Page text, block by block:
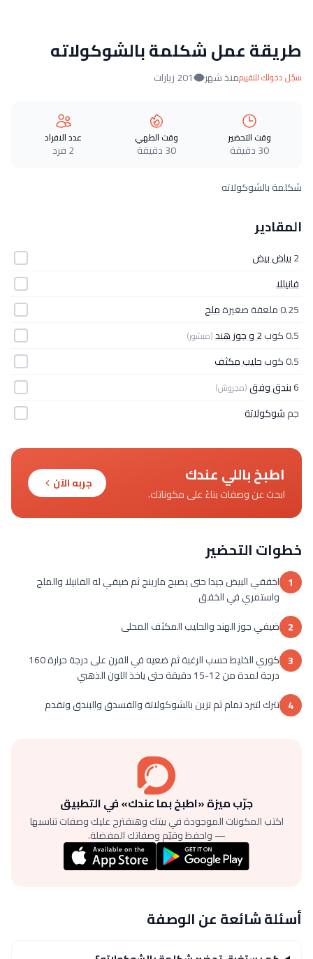
طريقة عمل شكلمة بالشوكولاته
سجّل دخولك للتقييممنذ شهر 201 زيارات
وقت التحضير
30 دقيقة
وقت الطهي
30 دقيقة
عدد الافراد
2 فرد
شكلمة بالشوكولاته
المقادير
2بياض بيض
فانيللا
0.25 ملعقة صغيرة
ملح
0.5 كوب
2 و جوز هند (مبشور)
0.5 كوب
حليب مكثف
6بندق وفق(مجروش)
جمشوكولاتة
اطبخ باللي عندك
ابحث عن وصفات بناءً على مكوناتك.
جربه الآن
خطوات التحضير
1 اخفقي البيض جيدا حتى يصبح مارينج ثم ضيفي له الفانيلا والملح
واستمري في الخفق
2 ضيفي جوز الهند والحليب المكثف المحلى
3
كوري الخليط حسب الرغبة ثم ضعيه في الفرن على درجة حرارة 160
درجة لمدة من 12-15 دقيقة حتى ياخذ اللون الذهبي
4 تترك لتبرد تمام ثم تزين بالشوكولاتة والفسدق والبندق وتقدم
جرّب ميزة «اطبخ بما عندك» في التطبيق
اكتب المكونات الموجودة في بيتك وهنقترح عليك وصفات تناسبها
— واحفظ وقيّم وصفاتك المفضلة.
أسئلة شائعة عن الوصفة